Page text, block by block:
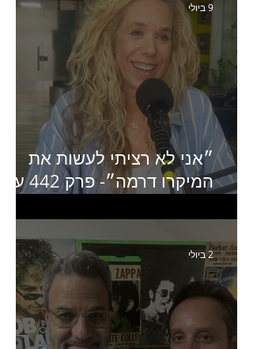
״אני לא רציתי לעשות את
המיקרו דרמה״- פרק 442 עם
של יד2
9 ביולי
2 ביולי